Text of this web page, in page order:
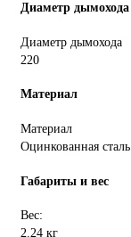
Диаметр дымохода
Диаметр дымохода
220
Материал
Материал
Оцинкованная сталь
Габариты и вес
Вес:
2.24 кг